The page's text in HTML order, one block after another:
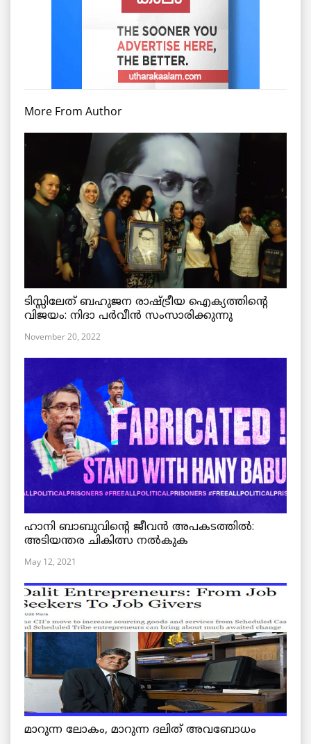
More From Author
ടിസ്സിലേത് ബഹുജന രാഷ്ട്രീയ ഐക്യത്തിന്റെ
വിജയം: നിദാ പർവീൻ സംസാരിക്കുന്നു
November 20, 2022
ഹാനി ബാബുവിന്റെ ജീവൻ അപകടത്തിൽ:
അടിയന്തര ചികിത്സ നൽകുക
May 12, 2021
മാറുന്ന ലോകം, മാറുന്ന ദലിത് അവബോധം